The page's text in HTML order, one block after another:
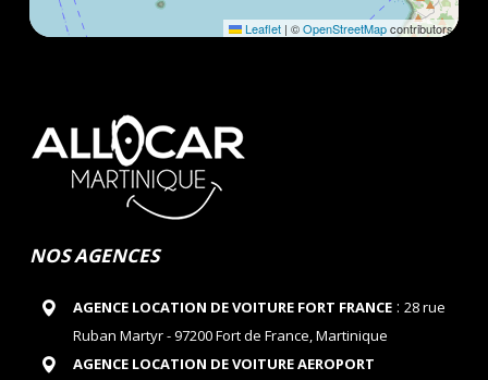
Leaflet | ©OpenStreetMapcontributors
NOS AGENCES
AGENCE LOCATION DE VOITURE FORT FRANCE: 28 rue
Ruban Martyr - 97200 Fort de France, Martinique
AGENCE LOCATION DE VOITURE AEROPORT